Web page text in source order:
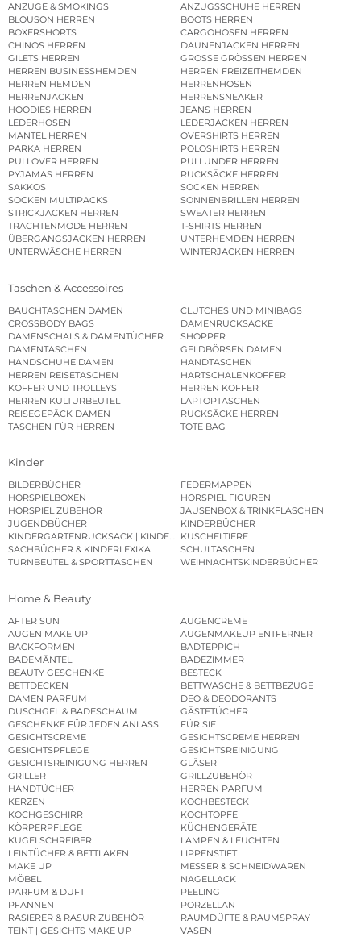
ANZÜGE & SMOKINGS
ANZUGSSCHUHE HERREN
BLOUSON HERREN
BOOTS HERREN
BOXERSHORTS
CARGOHOSEN HERREN
CHINOS HERREN
DAUNENJACKEN HERREN
GILETS HERREN
GROSSE GRÖSSEN HERREN
HERREN BUSINESSHEMDEN
HERREN FREIZEITHEMDEN
HERREN HEMDEN
HERRENHOSEN
HERRENJACKEN
HERRENSNEAKER
HOODIES HERREN
JEANS HERREN
LEDERHOSEN
LEDERJACKEN HERREN
MÄNTEL HERREN
OVERSHIRTS HERREN
PARKA HERREN
POLOSHIRTS HERREN
PULLOVER HERREN
PULLUNDER HERREN
PYJAMAS HERREN
RUCKSÄCKE HERREN
SAKKOS
SOCKEN HERREN
SOCKEN MULTIPACKS
SONNENBRILLEN HERREN
STRICKJACKEN HERREN
SWEATER HERREN
TRACHTENMODE HERREN
T-SHIRTS HERREN
ÜBERGANGSJACKEN HERREN
UNTERHEMDEN HERREN
UNTERWÄSCHE HERREN
WINTERJACKEN HERREN
Taschen & Accessoires
BAUCHTASCHEN DAMEN
CLUTCHES UND MINIBAGS
CROSSBODY BAGS
DAMENRUCKSÄCKE
DAMENSCHALS & DAMENTÜCHER
SHOPPER
DAMENTASCHEN
GELDBÖRSEN DAMEN
HANDSCHUHE DAMEN
HANDTASCHEN
HERREN REISETASCHEN
HARTSCHALENKOFFER
KOFFER UND TROLLEYS
HERREN KOFFER
HERREN KULTURBEUTEL
LAPTOPTASCHEN
REISEGEPÄCK DAMEN
RUCKSÄCKE HERREN
TASCHEN FÜR HERREN
TOTE BAG
Kinder
BILDERBÜCHER
FEDERMAPPEN
HÖRSPIELBOXEN
HÖRSPIEL FIGUREN
HÖRSPIEL ZUBEHÖR
JAUSENBOX & TRINKFLASCHEN
JUGENDBÜCHER
KINDERBÜCHER
KINDERGARTENRUCKSACK | KINDERGARTENBEUTEL
KUSCHELTIERE
SACHBÜCHER & KINDERLEXIKA
SCHULTASCHEN
TURNBEUTEL & SPORTTASCHEN
WEIHNACHTSKINDERBÜCHER
Home & Beauty
AFTER SUN
AUGENCREME
AUGEN MAKE UP
AUGENMAKEUP ENTFERNER
BACKFORMEN
BADTEPPICH
BADEMÄNTEL
BADEZIMMER
BEAUTY GESCHENKE
BESTECK
BETTDECKEN
BETTWÄSCHE & BETTBEZÜGE
DAMEN PARFUM
DEO & DEODORANTS
DUSCHGEL & BADESCHAUM
GÄSTETÜCHER
GESCHENKE FÜR JEDEN ANLASS
FÜR SIE
GESICHTSCREME
GESICHTSCREME HERREN
GESICHTSPFLEGE
GESICHTSREINIGUNG
GESICHTSREINIGUNG HERREN
GLÄSER
GRILLER
GRILLZUBEHÖR
HANDTÜCHER
HERREN PARFUM
KERZEN
KOCHBESTECK
KOCHGESCHIRR
KOCHTÖPFE
KÖRPERPFLEGE
KÜCHENGERÄTE
KUGELSCHREIBER
LAMPEN & LEUCHTEN
LEINTÜCHER & BETTLAKEN
LIPPENSTIFT
MAKE UP
MESSER & SCHNEIDWAREN
MÖBEL
NAGELLACK
PARFUM & DUFT
PEELING
PFANNEN
PORZELLAN
RASIERER & RASUR ZUBEHÖR
RAUMDÜFTE & RAUMSPRAY
TEINT | GESICHTS MAKE UP
VASEN